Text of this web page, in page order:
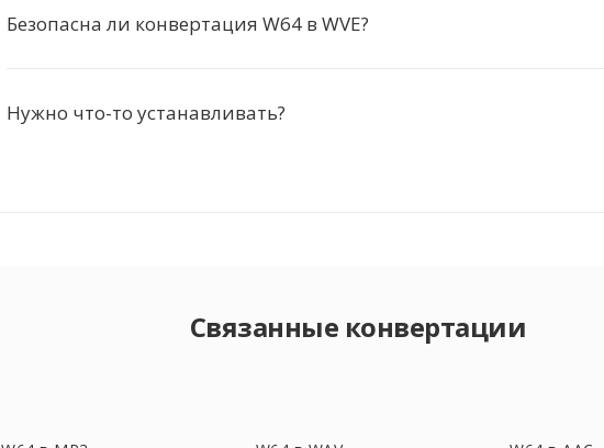
Безопасна ли конвертация W64 в WVE?
Нужно что-то устанавливать?
Связанные конвертации